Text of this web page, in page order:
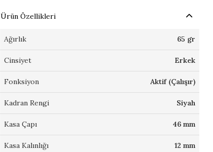
Ürün Özellikleri
Ağırlık 65 gr
Cinsiyet Erkek
Fonksiyon Aktif (Çalışır)
Kadran Rengi Siyah
Kasa Çapı 46 mm
Kasa Kalınlığı 12 mm